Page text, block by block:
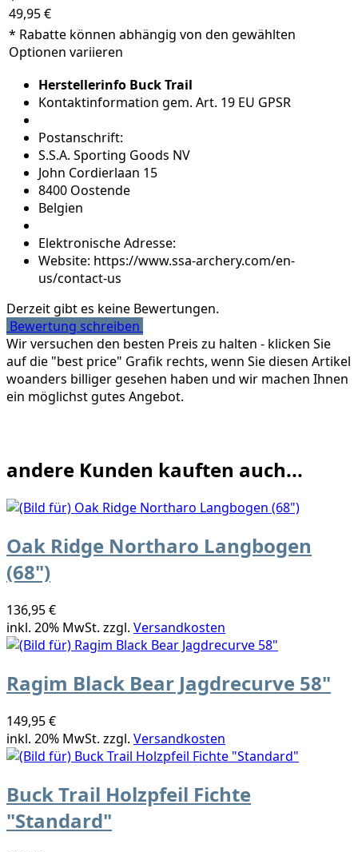
49,95 €
* Rabatte können abhängig von den gewählten
Optionen variieren
Herstellerinfo Buck Trail
Kontaktinformation gem. Art. 19 EU GPSR
Postanschrift:
S.S.A. Sporting Goods NV
John Cordierlaan 15
8400 Oostende
Belgien
Elektronische Adresse:
Website: https://www.ssa-archery.com/en-
us/contact-us
Derzeit gibt es keine Bewertungen.
Bewertung schreiben
Wir versuchen den besten Preis zu halten - klicken Sie
auf die "best price" Grafik rechts, wenn Sie diesen Artikel
woanders billiger gesehen haben und wir machen Ihnen
ein möglichst gutes Angebot.
andere Kunden kauften auch...
Oak Ridge Northaro Langbogen
(68")
136,95 €
inkl. 20% MwSt. zzgl. Versandkosten
Ragim Black Bear Jagdrecurve 58"
149,95 €
inkl. 20% MwSt. zzgl. Versandkosten
Buck Trail Holzpfeil Fichte
"Standard"